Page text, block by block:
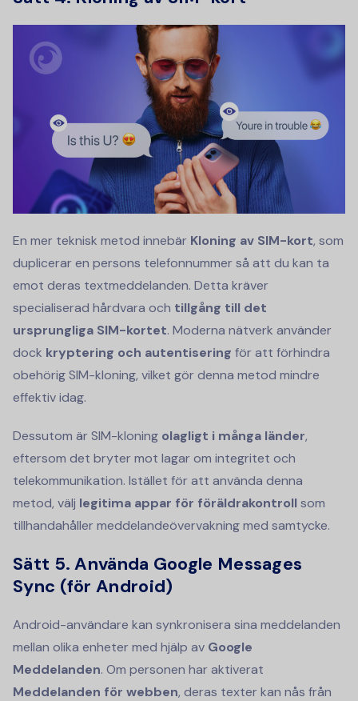
En mer teknisk metod innebär Kloning av SIM-kort, som
duplicerar en persons telefonnummer så att du kan ta
emot deras textmeddelanden. Detta kräver
specialiserad hårdvara och tillgång till det
ursprungliga SIM-kortet. Moderna nätverk använder
dock kryptering och autentisering för att förhindra
obehörig SIM-kloning, vilket gör denna metod mindre
effektiv idag.
Dessutom är SIM-kloning olagligt i många länder,
eftersom det bryter mot lagar om integritet och
telekommunikation. Istället för att använda denna
metod, välj legitima appar för föräldrakontroll som
tillhandahåller meddelandeövervakning med samtycke.
Sätt 5.Använda Google Messages
Sync (för Android)
Android-användare kan synkronisera sina meddelanden
mellan olika enheter med hjälp av Google
Meddelanden. Om personen har aktiverat
Meddelanden för webben, deras texter kan nås från